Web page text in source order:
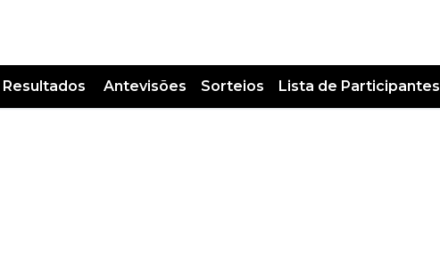
Resultados Antevisões Sorteios Lista de Participantes